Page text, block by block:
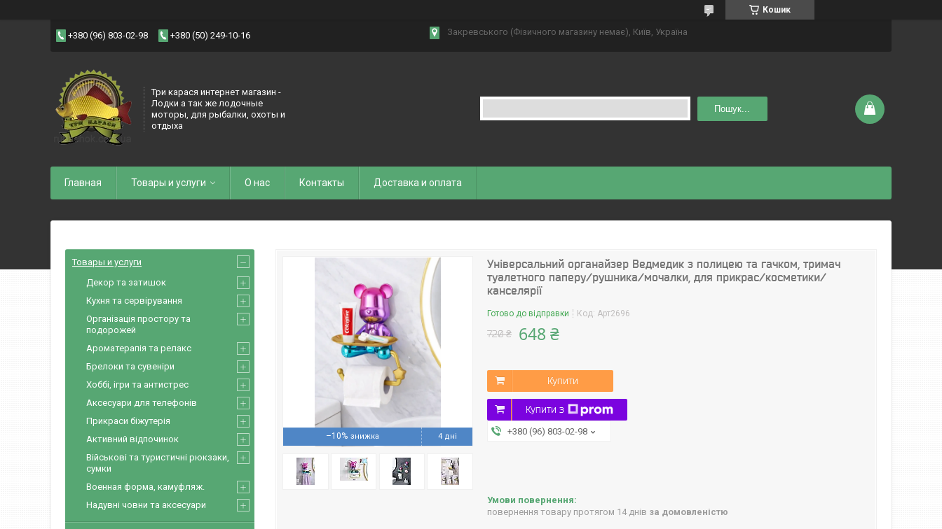
Кошик
+380 (96) 803-02-98 +380 (50) 249-10-16 Закревського (Фізичного магазину немає), Київ, Україна
Три карася интернет магазин -
Лодки а так же лодочные
моторы, для рыбалки, охоты и
отдыха
Пошук...
Главная Товары и услуги О нас Контакты Доставка и оплата
–10% 4 дні
Універсальний органайзер Ведмедик з полицею та гачком, тримач
туалетного паперу/рушника/мочалки, для прикрас/косметики/
канселярії
Готово до відправки Код: Арт2696
720 ₴ 648 ₴
Купити
Купити з
+380 (96) 803-02-98
повернення товару протягом 14 днів за домовленістю
Товары и услуги
Декор та затишок
Кухня та сервірування
Організація простору та
подорожей
Ароматерапія та релакс
Брелоки та сувеніри
Хоббі, ігри та антистрес
Аксесуари для телефонів
Прикраси біжутерія
Активний відпочинок
Військові та туристичні рюкзаки,
сумки
Военная форма, камуфляж.
Надувні човни та аксесуари